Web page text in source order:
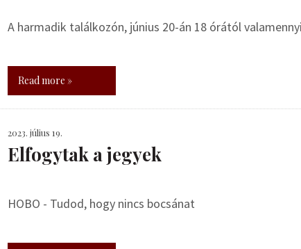
A harmadik találkozón, június 20-án 18 órától
Read more »
2023. július 19.
Elfogytak a jegyek
HOBO - Tudod, hogy nincs bocsánat